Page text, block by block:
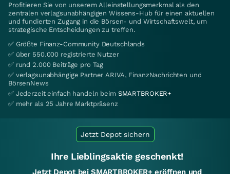
Profitieren Sie von unserem Alleinstellungsmerkmal als den
zentralen verlagsunabhängigen Wissens-Hub für einen aktuellen
und fundierten Zugang in die Börsen- und Wirtschaftswelt, um
strategische Entscheidungen zu treffen.
✅ Größte Finanz-Community Deutschlands
✅ über 550.000 registrierte Nutzer
✅ rund 2.000 Beiträge pro Tag
✅ verlagsunabhängige Partner ARIVA, FinanzNachrichten und
BörsenNews
✅ Jederzeit einfach handeln beim SMARTBROKER+
✅ mehr als 25 Jahre Marktpräsenz
Jetzt Depot sichern
Ihre Lieblingsaktie geschenkt!
Jetzt Depot bei SMARTBROKER+ eröffnen und